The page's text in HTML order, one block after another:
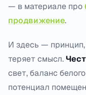
— в материале про
продвижение.
И здесь — принцип,
теряет смысл.
свет, баланс
потенциал